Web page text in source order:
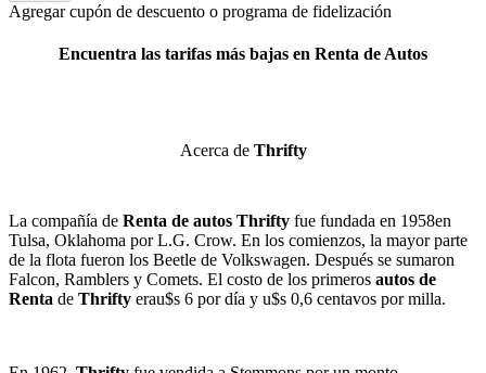
Agregar cupón de descuento o programa de fidelización
Encuentra las tarifas más bajas en Renta de Autos
Acerca de Thrifty
La compañía de Renta de autos Thrifty fue fundada en 1958en
Tulsa, Oklahoma por L.G. Crow. En los comienzos, la mayor parte
de la flota fueron los Beetle de Volkswagen. Después se sumaron
Falcon, Ramblers y Comets. El costo de los primeros autos de
Renta de Thrifty erau$s 6 por día y u$s 0,6 centavos por milla.